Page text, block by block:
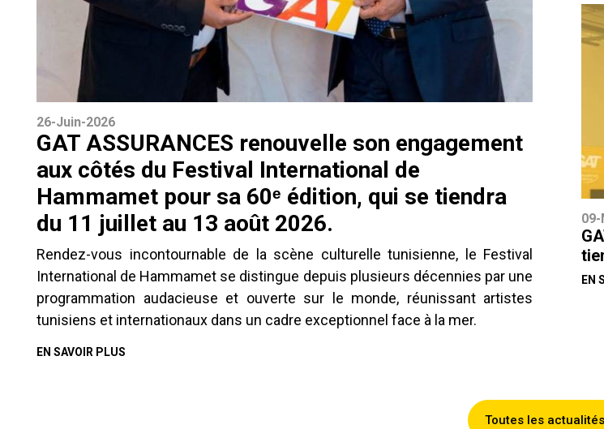
26-Juin-2026
GAT ASSURANCES renouvelle son engagement
aux côtés du Festival International de
Hammamet pour sa 60ᵉ édition, qui se tiendra
du 11 juillet au 13 août 2026.
Rendez-vous incontournable de la scène culturelle tunisienne, le Festival
International de Hammamet se distingue depuis plusieurs décennies par une
programmation audacieuse et ouverte sur le monde, réunissant artistes
tunisiens et internationaux dans un cadre exceptionnel face à la mer.
EN SAVOIR PLUS
EN
Toutes les actualités